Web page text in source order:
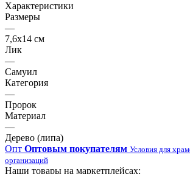
Характеристики
Размеры
—
7,6х14 см
Лик
—
Самуил
Категория
—
Пророк
Материал
—
Дерево (липа)
Опт Оптовым покупателям Условия для
организаций
Наши товары на маркетплейсах: